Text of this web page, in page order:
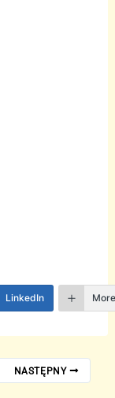
LinkedIn
NASTĘPNY